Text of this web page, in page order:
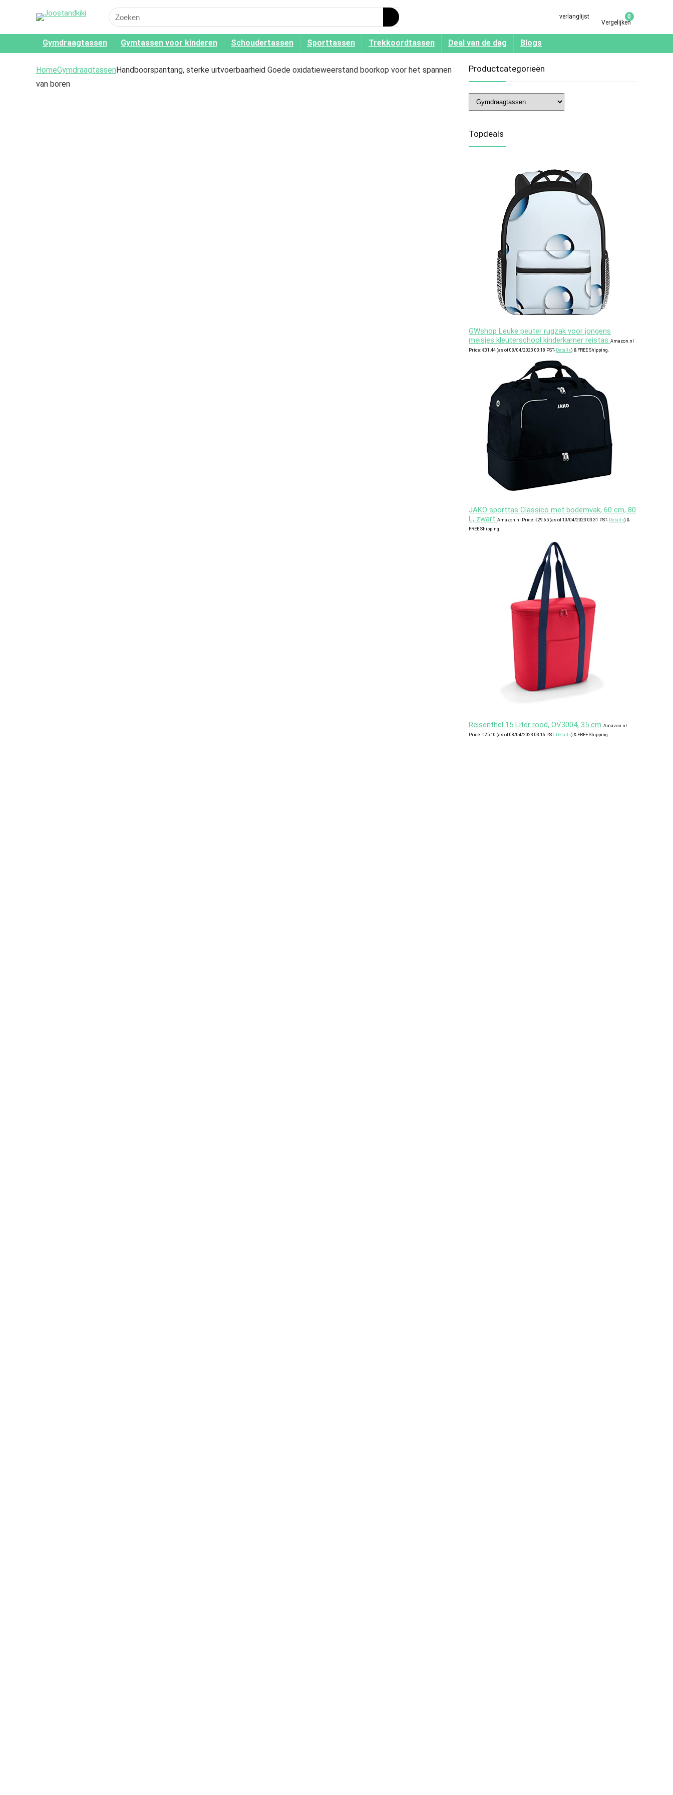
Search
for:
verlanglijst
0
Vergelijken
Gymdraagtassen Gymtassen voor kinderen Schoudertassen Sporttassen Trekkoordtassen Deal van de dag Blogs
HomeGymdraagtassenHandboorspantang, sterke uitvoerbaarheid Goede oxidatieweerstand boorkop voor het spannen
van boren
Productcategorieën
Topdeals
GWshop Leuke peuter rugzak voor jongens
meisjes kleuterschool kinderkamer reistas Amazon.nl
Price: €31.44 (as of 08/04/2023 03:18 PST- Details) & FREE Shipping.
JAKO sporttas Classico met bodemvak, 60 cm, 80
L, zwart Amazon.nl Price: €29.65 (as of 10/04/2023 03:31 PST- Details) &
FREE Shipping.
Reisenthel 15 Liter rood, OV3004, 35 cm Amazon.nl
Price: €25.10 (as of 08/04/2023 03:16 PST- Details) & FREE Shipping.